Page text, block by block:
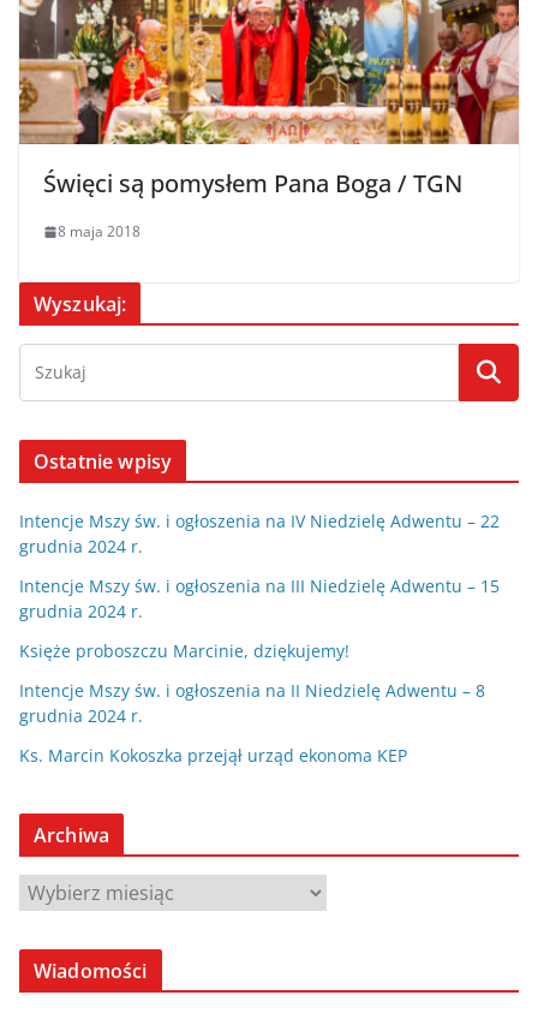
Święci są pomysłem Pana Boga / TGN
8 maja 2018
Wyszukaj:
Ostatnie wpisy
Intencje Mszy św. i ogłoszenia na IV Niedzielę Adwentu – 22
grudnia 2024 r.
Intencje Mszy św. i ogłoszenia na III Niedzielę Adwentu – 15
grudnia 2024 r.
Księże proboszczu Marcinie, dziękujemy!
Intencje Mszy św. i ogłoszenia na II Niedzielę Adwentu – 8
grudnia 2024 r.
Ks. Marcin Kokoszka przejął urząd ekonoma KEP
Archiwa
A
c
Wiadomości